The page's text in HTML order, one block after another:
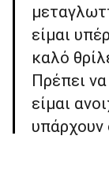
είμαι
καλό
Πρέπει
είμαι
υπάρχουν